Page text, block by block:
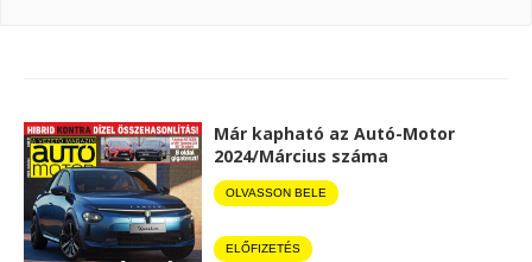
Már kapható az Autó-Motor
2024/Március száma
OLVASSON BELE
ELŐFIZETÉS